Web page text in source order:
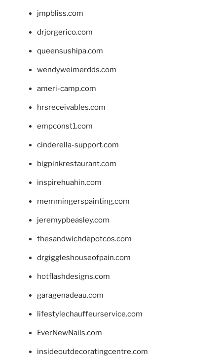
jmpbliss.com
drjorgerico.com
queensushipa.com
wendyweimerdds.com
ameri-camp.com
hrsreceivables.com
empconst1.com
cinderella-support.com
bigpinkrestaurant.com
inspirehuahin.com
memmingerspainting.com
jeremypbeasley.com
thesandwichdepotcos.com
drgiggleshouseofpain.com
hotflashdesigns.com
garagenadeau.com
lifestylechauffeurservice.com
EverNewNails.com
insideoutdecoratingcentre.com